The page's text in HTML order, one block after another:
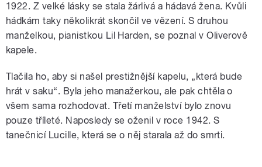
1922. Z velké lásky se stala žárlivá a hádavá žena. Kvůli
hádkám taky několikrát skončil ve vězení. S druhou
manželkou, pianistkou Lil Harden, se poznal v Oliverově
kapele.
Tlačila ho, aby si našel prestižnější kapelu, „která bude
hrát v saku“. Byla jeho manažerkou, ale pak chtěla o
všem sama rozhodovat. Třetí manželství bylo znovu
pouze tříleté. Naposledy se oženil v roce 1942. S
tanečnicí Lucille, která se o něj starala až do smrti.